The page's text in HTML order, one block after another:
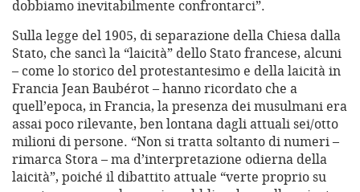
dobbiamo inevitabilmente confrontarci”.
Sulla legge del 1905, di separazione della Chiesa dalla
Stato, che sancì la “laicità” dello Stato francese, alcuni
– come lo storico del protestantesimo e della laicità in
Francia Jean Baubérot – hanno ricordato che a
quell’epoca, in Francia, la presenza dei musulmani era
assai poco rilevante, ben lontana dagli attuali sei/otto
milioni di persone. “Non si tratta soltanto di numeri –
rimarca Stora – ma d’interpretazione odierna della
laicità”, poiché il dibattito attuale “verte proprio su